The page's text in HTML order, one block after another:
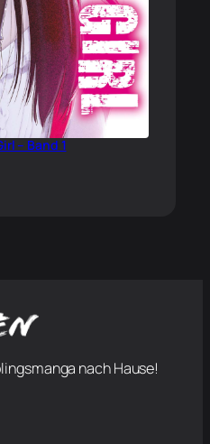
– Band 1
nach Hause!